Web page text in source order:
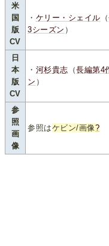
米
国
版
CV
・ ケリー・シェイル （
3シーズン ）
日
本
版
CV
・ 河杉貴志 （長編第4
ン ）
参
照
画
像
参照はケビン/画像?